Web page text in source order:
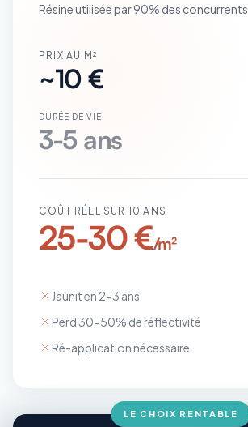
Résine utilisée par 90% des concurrents
PRIX AU M²
~10 €
DURÉE DE VIE
3-5 ans
COÛT RÉEL SUR 10 ANS
25-30 €/m²
Jaunit en 2-3 ans
Perd 30-50% de réflectivité
Ré-application nécessaire
LE CHOIX RENTABLE